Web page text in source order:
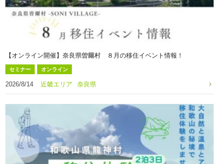
【オンライン開催】奈良県曽爾村 ８月の移住イベント情報！
セミナー オンライン
2026/8/14 近畿エリア 奈良県